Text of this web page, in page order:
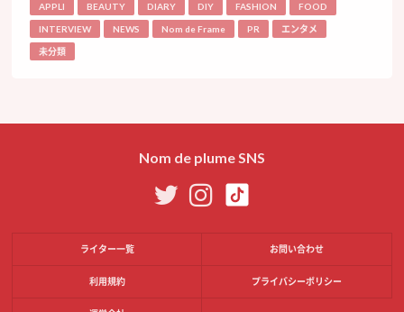
APPLI BEAUTY DIARY DIY FASHION FOOD
INTERVIEW NEWS Nom de Frame PR エンタメ
未分類
Nom de plume SNS
ライター一覧 お問い合わせ
利用規約 プライバシーポリシー